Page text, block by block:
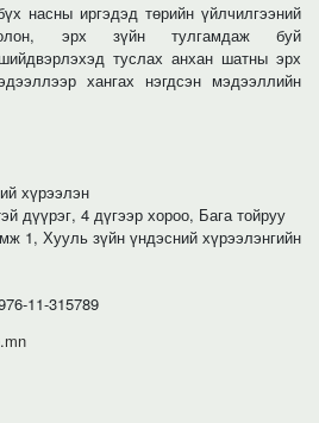
насны иргэдэд төрийн үйлчилгээний
эрх зүйн тулгамдаж буй
туслах анхан шатны эрх
хангах нэгдсэн мэдээллийн
хүрээлэн
дүүрэг, 4 дүгээр хороо, Бага тойруу
1, Хууль зүйн үндэсний хүрээлэнгийн
11-315789